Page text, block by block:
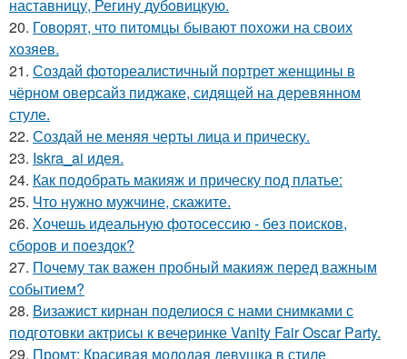
наставницу, Регину дубoвицкую.
20. Говорят, что питомцы бывают похожи на своих
хозяев.
21. Создай фотореалистичный портрет женщины в
чёрном оверсайз пиджаке, сидящей на деревянном
стуле.
22. Создай не меняя черты лица и прическу.
23. Iskra_ai идея.
24. Как подобрать макияж и прическу под платье:
25. Что нужно мужчине, скажите.
26. Хочешь идеальную фотосессию - без поисков,
сборов и поездок?
27. Почему так важен пробный макияж перед важным
событием?
28. Визажист кирнан поделиося с нами снимками с
подготовки актрисы к вечеринке Vanity Fair Oscar Party.
29. Промт: Красивая молодая девушка в стиле